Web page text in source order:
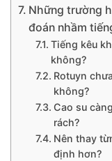
Những trường
đoán nhầm
Tiếng kêu
không?
Rotuyn
không?
Cao su
rách?
Nên thay
định hơn?